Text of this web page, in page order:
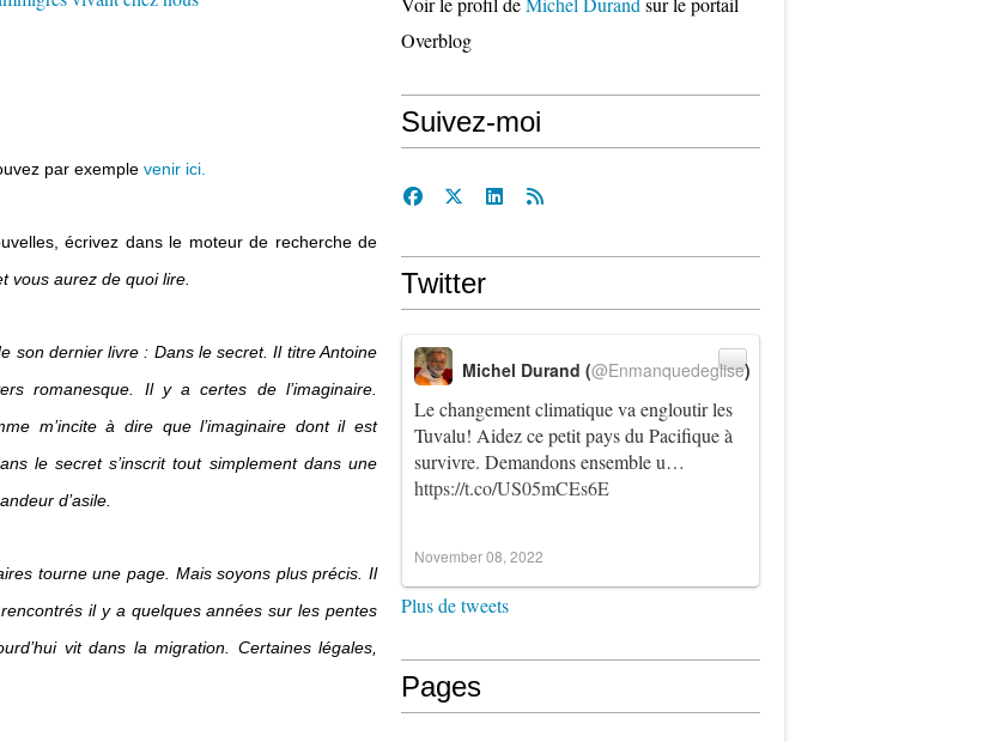
par exemple venir ici.
écrivez dans le moteur de recherche de
vous aurez de quoi lire.
son dernier livre : Dans le secret.Il titreAntoine
romanesque. Il y a certes de l’imaginaire.
m’incite à dire que l’imaginaire dont il est
le secrets’inscrit tout simplement dans une
d’asile.
tourne une page. Mais soyons plus précis. Il
il y a quelques années sur les pentes
vit dans la migration. Certaines légales,
Overblog
Suivez-moi
Twitter
Le changement climatique va engloutir les
Tuvalu! Aidez ce petit pays du Pacifique à
survivre. Demandons ensemble u…
https://t.co/US05mCEs6E
Michel Durand (@Enmanquedeglise)
November 08, 2022
Plus de tweets
Pages